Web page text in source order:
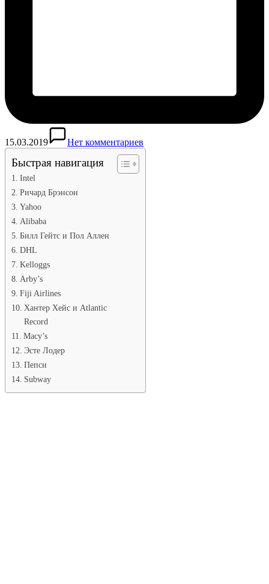
15.03.2019 Нет комментариев
Быстрая навигация
Intel
Ричард Брэнсон
Yahoo
Alibaba
Билл Гейтс и Пол Аллен
DHL
Kelloggs
Arby’s
Fiji Airlines
Хантер Хейс и Atlantic
Record
Macy’s
Эсте Лодер
Пепси
Subway